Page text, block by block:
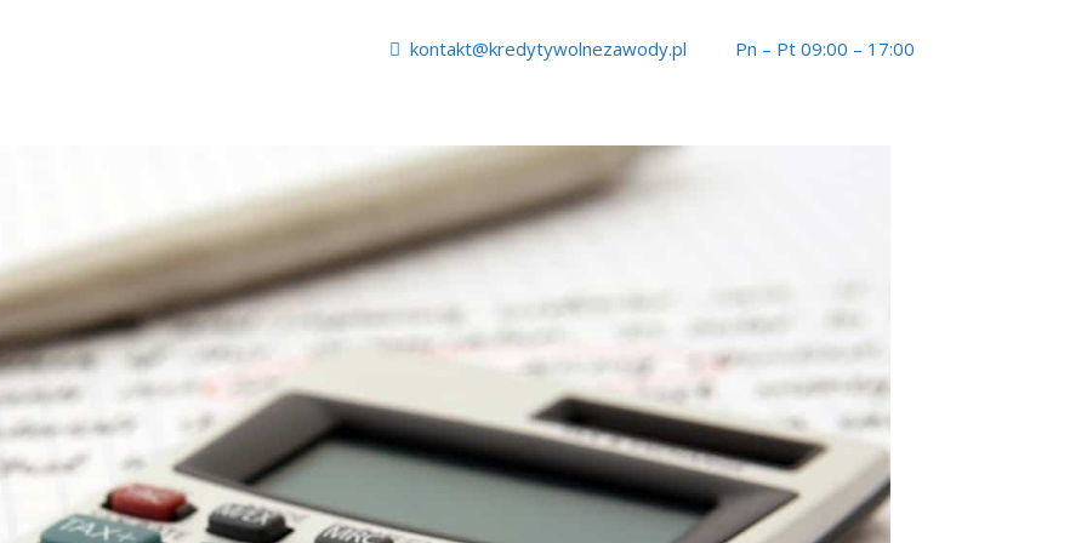
kontakt@kredytywolnezawody.pl Pn – Pt 09:00 – 17:00